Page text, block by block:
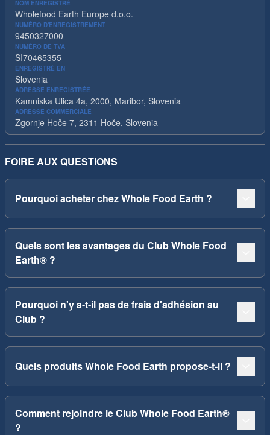
NOM ENREGISTRÉ
Wholefood Earth Europe d.o.o.
NUMÉRO D'ENREGISTREMENT
9450327000
NUMÉRO DE TVA
SI70465355
ENREGISTRÉ EN
Slovenia
ADRESSE ENREGISTRÉE
Kamniska Ulica 4a, 2000, Maribor, Slovenia
ADRESSE COMMERCIALE
Zgornje Hoče 7, 2311 Hoče, Slovenia
FOIRE AUX QUESTIONS
Pourquoi acheter chez Whole Food Earth ?
Quels sont les avantages du Club Whole Food
Earth® ?
Pourquoi n'y a-t-il pas de frais d'adhésion au
Club ?
Quels produits Whole Food Earth propose-t-il ?
Comment rejoindre le Club Whole Food Earth®
?